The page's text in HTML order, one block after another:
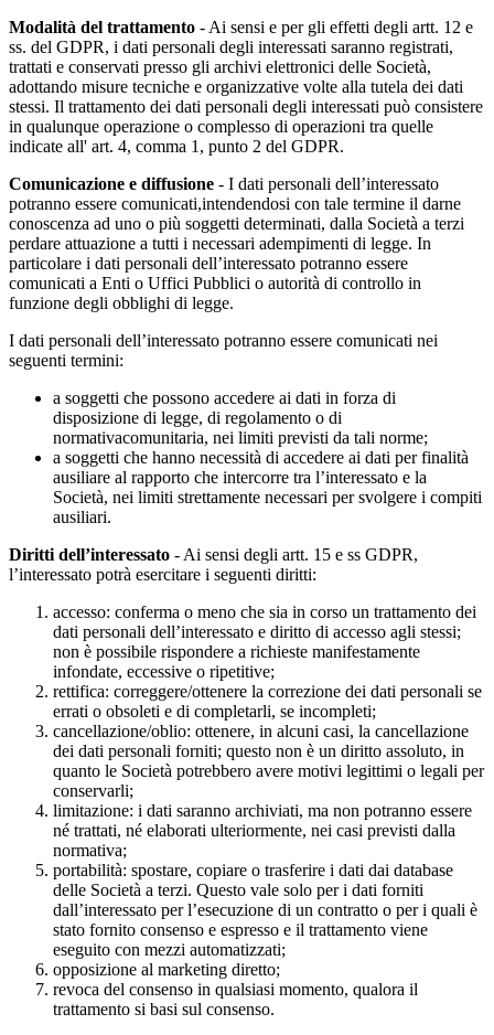
Modalità del trattamento - Ai sensi e per gli effetti degli artt. 12 e
ss. del GDPR, i dati personali degli interessati saranno registrati,
trattati e conservati presso gli archivi elettronici delle Società,
adottando misure tecniche e organizzative volte alla tutela dei dati
stessi. Il trattamento dei dati personali degli interessati può consistere
in qualunque operazione o complesso di operazioni tra quelle
indicate all' art. 4, comma 1, punto 2 del GDPR.
Comunicazione e diffusione - I dati personali dell’interessato
potranno essere comunicati,intendendosi con tale termine il darne
conoscenza ad uno o più soggetti determinati, dalla Società a terzi
perdare attuazione a tutti i necessari adempimenti di legge. In
particolare i dati personali dell’interessato potranno essere
comunicati a Enti o Uffici Pubblici o autorità di controllo in
funzione degli obblighi di legge.
I dati personali dell’interessato potranno essere comunicati nei
seguenti termini:
a soggetti che possono accedere ai dati in forza di
disposizione di legge, di regolamento o di
normativacomunitaria, nei limiti previsti da tali norme;
a soggetti che hanno necessità di accedere ai dati per finalità
ausiliare al rapporto che intercorre tra l’interessato e la
Società, nei limiti strettamente necessari per svolgere i compiti
ausiliari.
Diritti dell’interessato - Ai sensi degli artt. 15 e ss GDPR,
l’interessato potrà esercitare i seguenti diritti:
accesso: conferma o meno che sia in corso un trattamento dei
dati personali dell’interessato e diritto di accesso agli stessi;
non è possibile rispondere a richieste manifestamente
infondate, eccessive o ripetitive;
rettifica: correggere/ottenere la correzione dei dati personali se
errati o obsoleti e di completarli, se incompleti;
cancellazione/oblio: ottenere, in alcuni casi, la cancellazione
dei dati personali forniti; questo non è un diritto assoluto, in
quanto le Società potrebbero avere motivi legittimi o legali per
conservarli;
limitazione: i dati saranno archiviati, ma non potranno essere
né trattati, né elaborati ulteriormente, nei casi previsti dalla
normativa;
portabilità: spostare, copiare o trasferire i dati dai database
delle Società a terzi. Questo vale solo per i dati forniti
dall’interessato per l’esecuzione di un contratto o per i quali è
stato fornito consenso e espresso e il trattamento viene
eseguito con mezzi automatizzati;
opposizione al marketing diretto;
revoca del consenso in qualsiasi momento, qualora il
trattamento si basi sul consenso.